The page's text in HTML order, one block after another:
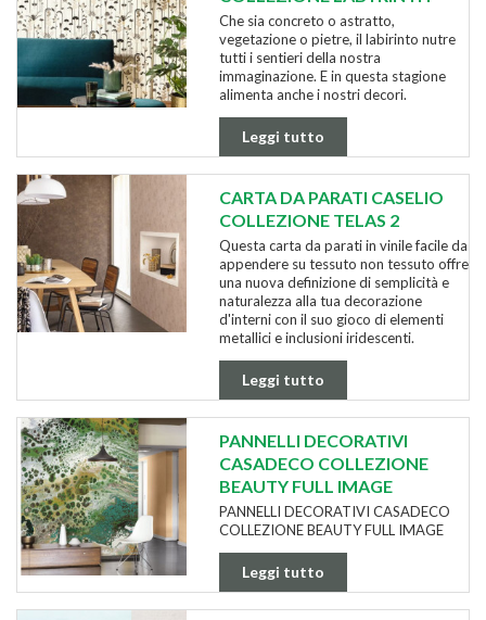
Che sia concreto o astratto,
vegetazione o pietre, il labirinto nutre
tutti i sentieri della nostra
immaginazione. E in questa stagione
alimenta anche i nostri decori.
Leggi tutto
CARTA DA PARATI CASELIO
COLLEZIONE TELAS 2
Questa carta da parati in vinile facile da
appendere su tessuto non tessuto offre
una nuova definizione di semplicità e
naturalezza alla tua decorazione
d'interni con il suo gioco di elementi
metallici e inclusioni iridescenti.
Leggi tutto
PANNELLI DECORATIVI
CASADECO COLLEZIONE
BEAUTY FULL IMAGE
PANNELLI DECORATIVI CASADECO
COLLEZIONE BEAUTY FULL IMAGE
Leggi tutto